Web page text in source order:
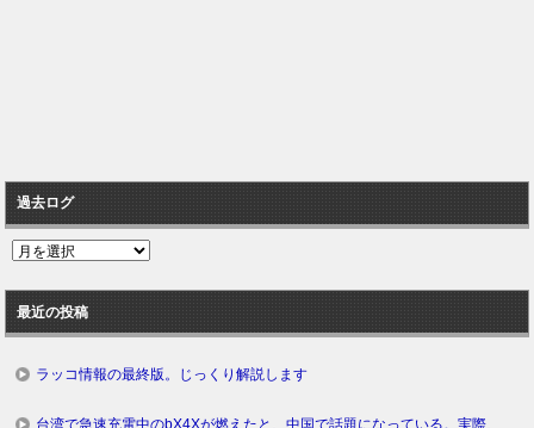
過去ログ
過
ロ
グ
最近の投稿
ラッコ情報の最終版。じっくり解説します
台湾で急速充電中のbX4Xが燃えたと、中国で話題になっている。実際、